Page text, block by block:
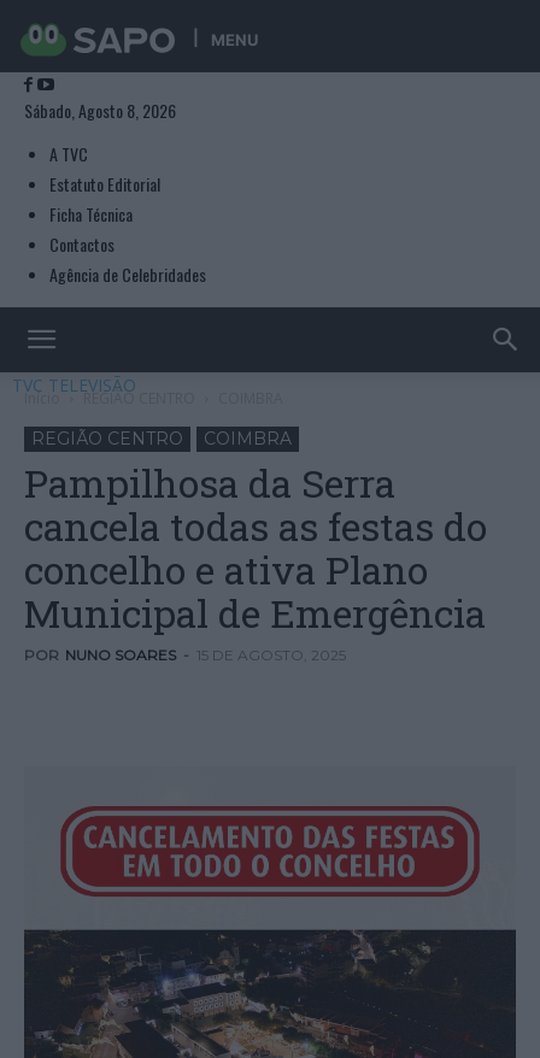
MENU
Sábado, Agosto 8, 2026
A TVC
Estatuto Editorial
Ficha Técnica
Contactos
Agência de Celebridades
TVC TELEVISÃO
Início REGIÃO CENTRO
REGIÃO CENTRO COIMBRA
Pampilhosa da Serra
cancela todas as festas do
concelho e ativa Plano
Municipal de Emergência
POR NUNO SOARES - 15 DE AGOSTO, 2025